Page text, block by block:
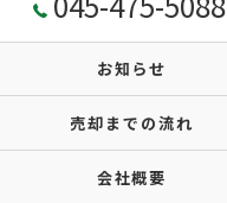
お知らせ
売却までの流れ
会社概要